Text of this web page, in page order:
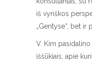
iš vyriškos
„Gentyse“, bet ir
V. Kim
iššūkiais, apie